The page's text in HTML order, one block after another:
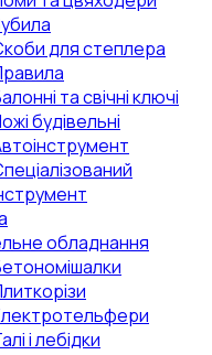
для степлера
та свічні ключі
будівельні
обладнання
і лебідки